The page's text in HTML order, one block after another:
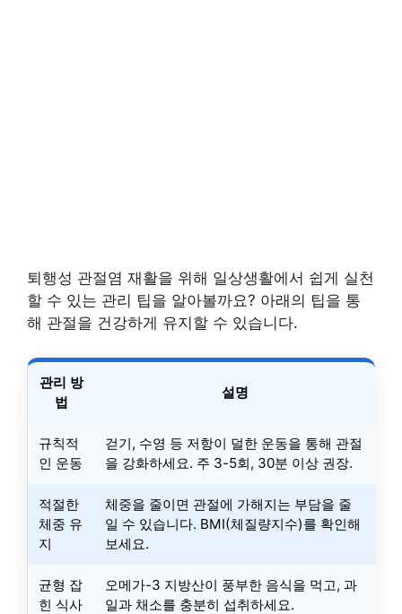
퇴행성 관절염 재활을 위해 일상생활에서 쉽게 실천
할 수 있는 관리 팁을 알아볼까요? 아래의 팁을 통
해 관절을 건강하게 유지할 수 있습니다.
관리 방
법
설명
규칙적
인 운동
걷기, 수영 등 저항이 덜한 운동을 통해 관절
을 강화하세요. 주 3-5회, 30분 이상 권장.
적절한
체중 유
지
체중을 줄이면 관절에 가해지는 부담을 줄
일 수 있습니다. BMI(체질량지수)를 확인해
보세요.
균형 잡
힌 식사
오메가-3 지방산이 풍부한 음식을 먹고, 과
일과 채소를 충분히 섭취하세요.